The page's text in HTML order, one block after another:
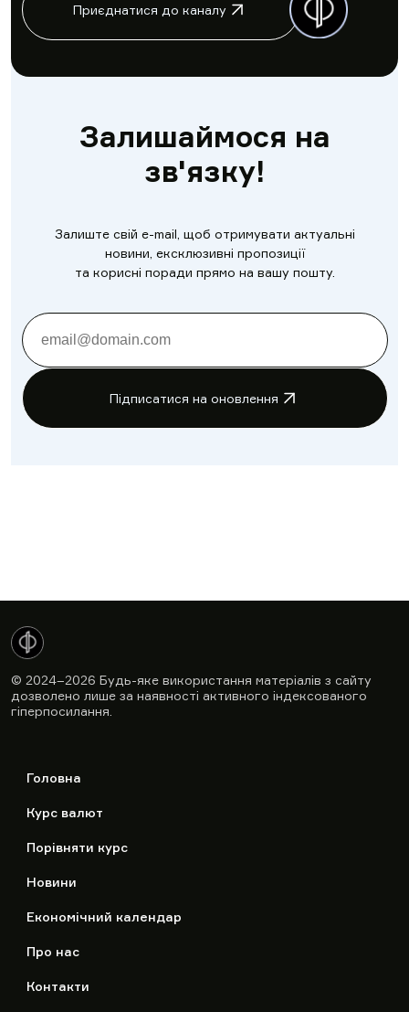
Приєднатися до каналу
Залишаймося на
зв'язку!
Залиште свій e-mail, щоб отримувати актуальні
новини, ексклюзивні пропозиції
та корисні поради прямо на вашу пошту.
Підписатися на оновлення
© 2024–2026 Будь-яке використання матеріалів з сайту
дозволено лише за наявності активного індексованого
гіперпосилання.
Головна
Курс валют
Порівняти курс
Новини
Економічний календар
Про нас
Контакти